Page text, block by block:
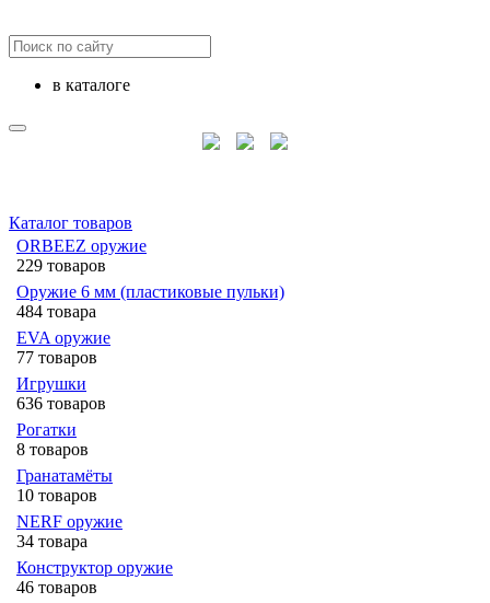
в каталоге
Каталог товаров
ORBEEZ оружие
229 товаров
Оружие 6 мм (пластиковые пульки)
484 товара
EVA оружие
77 товаров
Игрушки
636 товаров
Рогатки
8 товаров
Гранатамёты
10 товаров
NERF оружие
34 товара
Конструктор оружие
46 товаров